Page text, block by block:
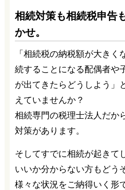
相続対策も相続税申告
かせ。
「相続税の納税額が大きく
続することになる配偶者や
が出てきたらどうしよう」
えていませんか？
相続専門の税理士法人だか
対策があります。
そしてすでに相続が起きて
いいか分からない方もどう
様々な状況をご納得いく形